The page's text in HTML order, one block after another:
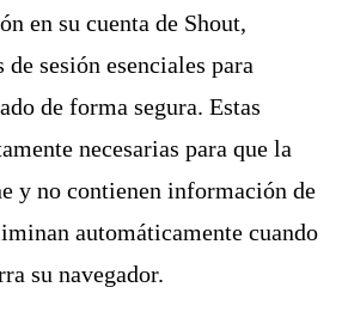
en su cuenta de Shout,
sesión esenciales para
de forma segura. Estas
necesarias para que la
y no contienen información de
automáticamente cuando
su navegador.